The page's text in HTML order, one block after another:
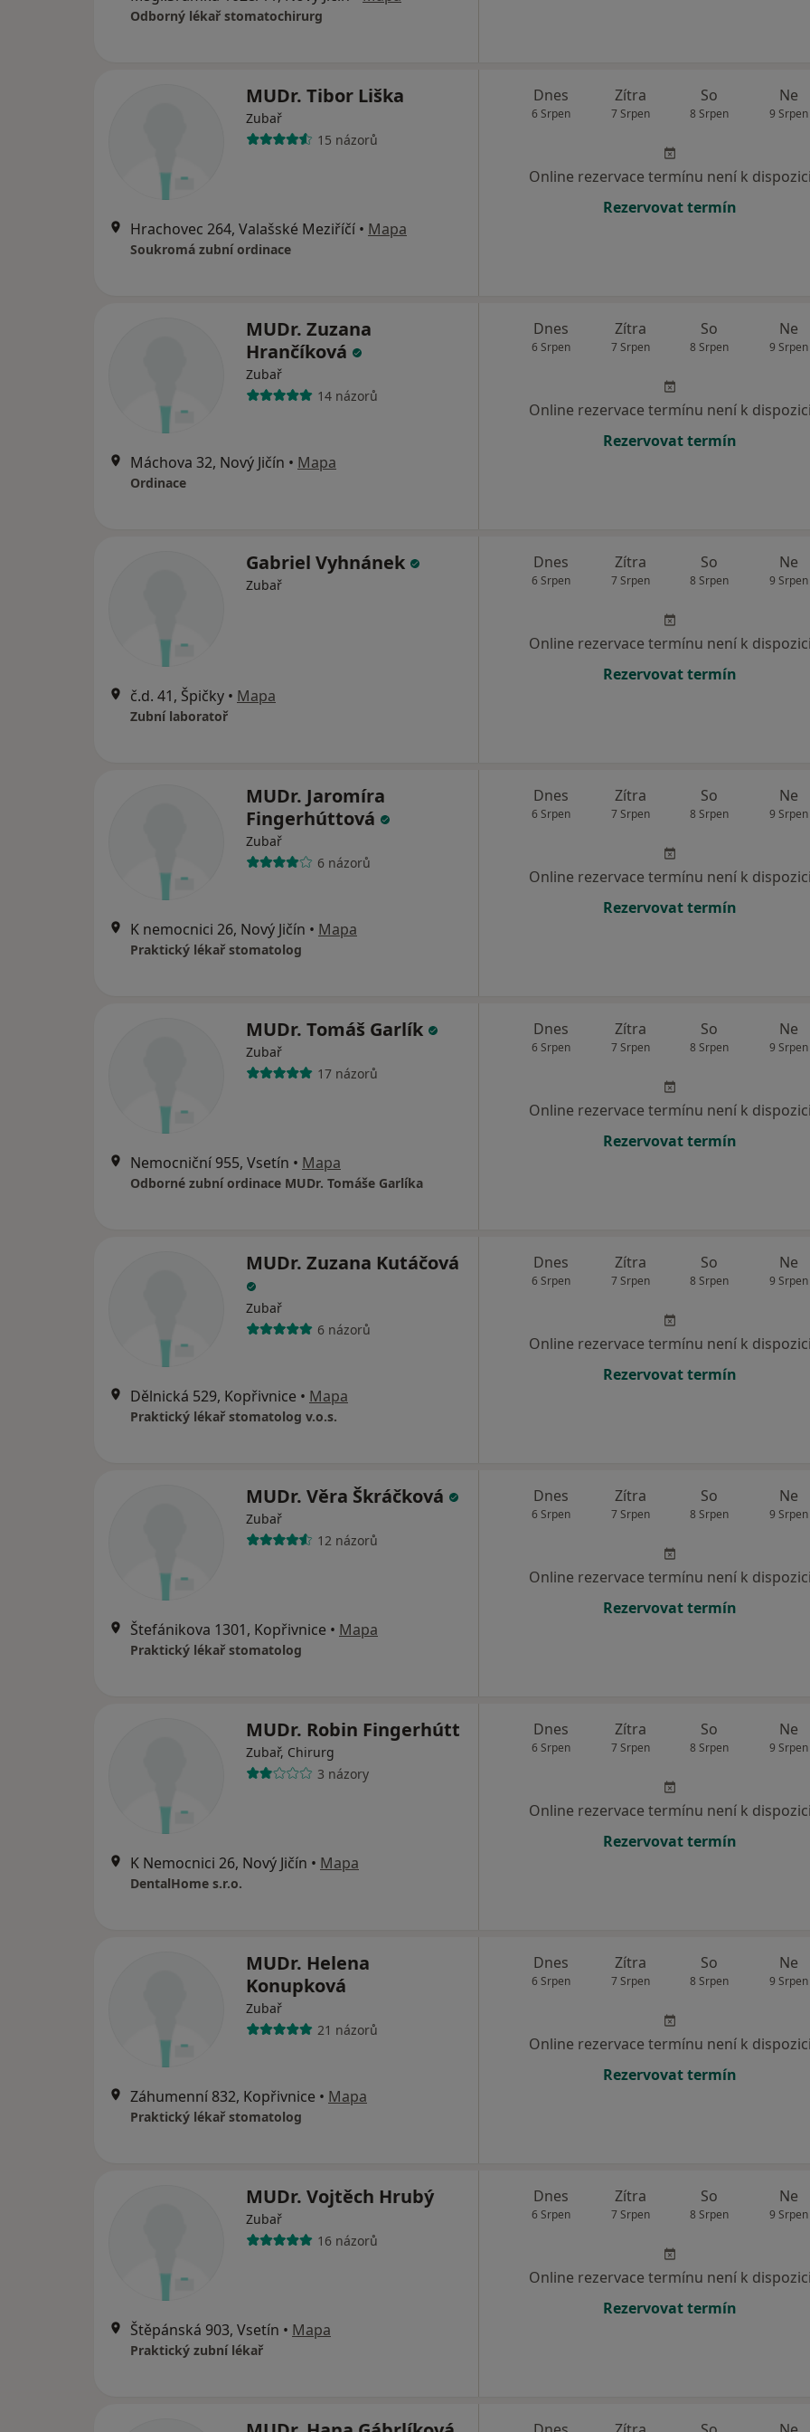
Odborný lékař stomatochirurg
MUDr. Tibor Liška
Zubař
15 názorů
Hrachovec 264, Valašské Meziříčí • Mapa
Soukromá zubní ordinace
Dnes
6 Srpen
Zítra
7 Srpen
So
8 Srpen
Ne
9 Srpen
Online rezervace termínu není k dispozici
Rezervovat termín
MUDr. Zuzana
Hrančíková
Zubař
14 názorů
Máchova 32, Nový Jičín • Mapa
Ordinace
Dnes
6 Srpen
Zítra
7 Srpen
So
8 Srpen
Ne
9 Srpen
Online rezervace termínu není k dispozici
Rezervovat termín
Gabriel Vyhnánek
Zubař
č.d. 41, Špičky • Mapa
Zubní laboratoř
Dnes
6 Srpen
Zítra
7 Srpen
So
8 Srpen
Ne
9 Srpen
Online rezervace termínu není k dispozici
Rezervovat termín
MUDr. Jaromíra
Fingerhúttová
Zubař
6 názorů
K nemocnici 26, Nový Jičín • Mapa
Praktický lékař stomatolog
Dnes
6 Srpen
Zítra
7 Srpen
So
8 Srpen
Ne
9 Srpen
Online rezervace termínu není k dispozici
Rezervovat termín
MUDr. Tomáš Garlík
Zubař
17 názorů
Nemocniční 955, Vsetín • Mapa
Odborné zubní ordinace MUDr. Tomáše Garlíka
Dnes
6 Srpen
Zítra
7 Srpen
So
8 Srpen
Ne
9 Srpen
Online rezervace termínu není k dispozici
Rezervovat termín
MUDr. Zuzana Kutáčová
Zubař
6 názorů
Dělnická 529, Kopřivnice • Mapa
Praktický lékař stomatolog v.o.s.
Dnes
6 Srpen
Zítra
7 Srpen
So
8 Srpen
Ne
9 Srpen
Online rezervace termínu není k dispozici
Rezervovat termín
MUDr. Věra Škráčková
Zubař
12 názorů
Štefánikova 1301, Kopřivnice • Mapa
Praktický lékař stomatolog
Dnes
6 Srpen
Zítra
7 Srpen
So
8 Srpen
Ne
9 Srpen
Online rezervace termínu není k dispozici
Rezervovat termín
MUDr. Robin Fingerhútt
Zubař, Chirurg
3 názory
K Nemocnici 26, Nový Jičín • Mapa
DentalHome s.r.o.
Dnes
6 Srpen
Zítra
7 Srpen
So
8 Srpen
Ne
9 Srpen
Online rezervace termínu není k dispozici
Rezervovat termín
MUDr. Helena
Konupková
Zubař
21 názorů
Záhumenní 832, Kopřivnice • Mapa
Praktický lékař stomatolog
Dnes
6 Srpen
Zítra
7 Srpen
So
8 Srpen
Ne
9 Srpen
Online rezervace termínu není k dispozici
Rezervovat termín
MUDr. Vojtěch Hrubý
Zubař
16 názorů
Štěpánská 903, Vsetín • Mapa
Praktický zubní lékař
Dnes
6 Srpen
Zítra
7 Srpen
So
8 Srpen
Ne
9 Srpen
Online rezervace termínu není k dispozici
Rezervovat termín